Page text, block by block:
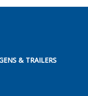
& TRAILERS